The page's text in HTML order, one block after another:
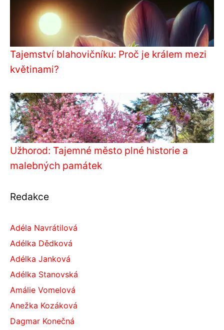
Tajemství blahovičníku: Proč je králem mezi
květinami?
Užhorod: Tajemné město plné historie a
malebných památek
Redakce
Adéla Navrátilová
Adélka Dědková
Adélka Janková
Adélka Stanovská
Amálie Vomelová
Anežka Kozáková
Dagmar Konečná